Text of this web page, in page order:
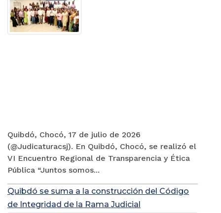
Quibdó, Chocó, 17 de julio de 2026
(@Judicaturacsj). En Quibdó, Chocó, se realizó el
VI Encuentro Regional de Transparencia y Ética
Pública “Juntos somos...
Quibdó se suma a la construcción del Código
de Integridad de la Rama Judicial